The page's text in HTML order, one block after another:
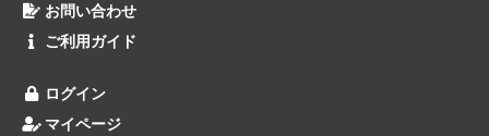
お問い合わせ
ご利用ガイド
ログイン
マイページ